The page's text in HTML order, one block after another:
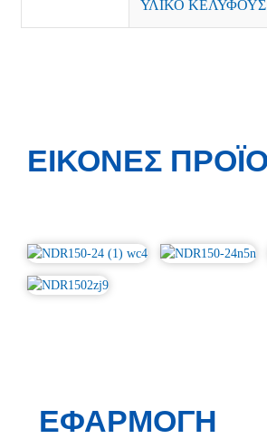
ΥΛΙΚΟ ΚΕΛΥΦΟΥΣ
ΕΙΚΌΝΕΣ
ΕΦΑΡΜΟΓΗ